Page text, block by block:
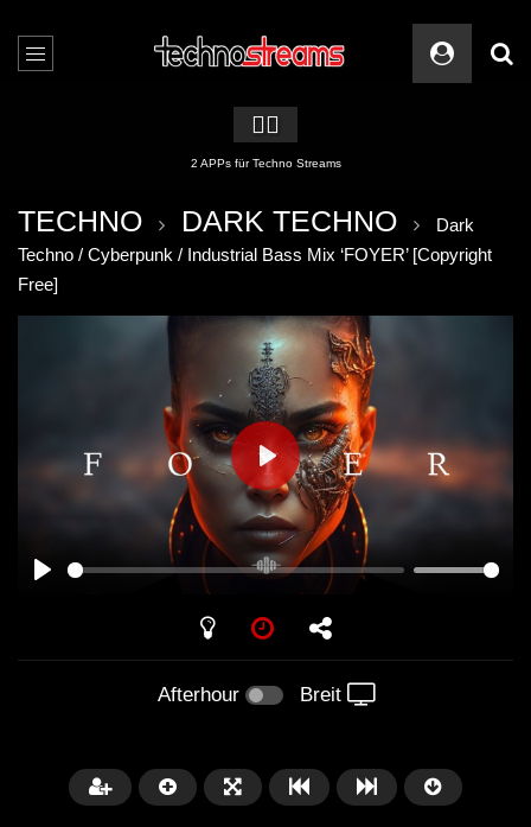
🏳️‍🌈
2 APPs für Techno Streams
TECHNO DARK TECHNO
Dark
Techno / Cyberpunk / Industrial Bass Mix ‘FOYER’ [Copyright
Free]
PLAY
Afterhour Breit